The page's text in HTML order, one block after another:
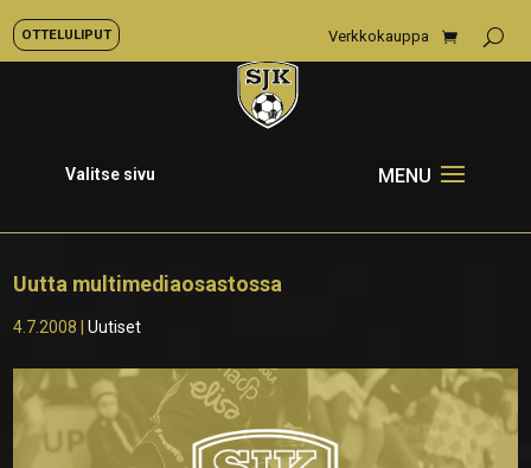
OTTELULIPUT Verkkokauppa
Valitse sivu
Uutta multimediaosastossa
4.7.2008 |Uutiset